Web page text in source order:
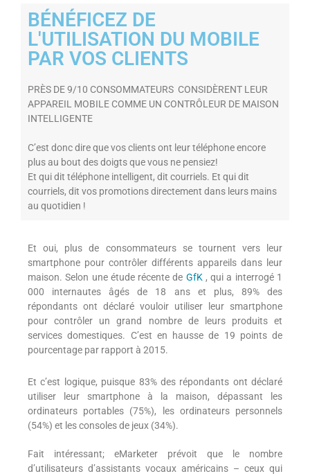
BÉNÉFICEZ DE
L'UTILISATION DU MOBILE
PAR VOS CLIENTS
PRÈS DE 9/10 CONSOMMATEURS CONSIDÈRENT LEUR
APPAREIL MOBILE COMME UN CONTRÔLEUR DE MAISON
INTELLIGENTE
C’est donc dire que vos clients ont leur téléphone encore
plus au bout des doigts que vous ne pensiez!
Et qui dit téléphone intelligent, dit courriels. Et qui dit
courriels, dit vos promotions directement dans leurs mains
au quotidien !
Et oui, plus de consommateurs se tournent vers leur
smartphone pour contrôler différents appareils dans leur
maison. Selon une étude récente de GfK, qui a interrogé 1
000 internautes âgés de 18 ans et plus, 89% des
répondants ont déclaré vouloir utiliser leur smartphone
pour contrôler un grand nombre de leurs produits et
services domestiques. C’est en hausse de 19 points de
pourcentage par rapport à 2015.
Et c’est logique, puisque 83% des répondants ont déclaré
utiliser leur smartphone à la maison, dépassant les
ordinateurs portables (75%), les ordinateurs personnels
(54%) et les consoles de jeux (34%).
Fait intéressant; eMarketer prévoit que le nombre
d’utilisateurs d’assistants vocaux américains – ceux qui